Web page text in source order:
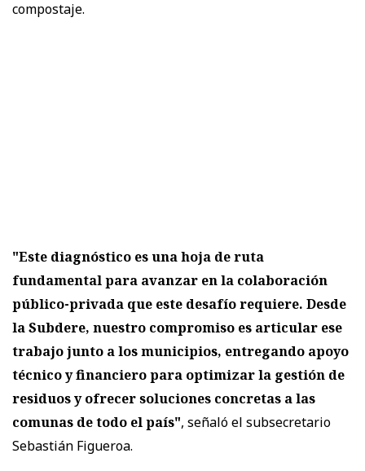
compostaje.
"Este diagnóstico es una hoja de ruta
fundamental para avanzar en la colaboración
público-privada que este desafío requiere. Desde
la Subdere, nuestro compromiso es articular ese
trabajo junto a los municipios, entregando apoyo
técnico y financiero para optimizar la gestión de
residuos y ofrecer soluciones concretas a las
comunas de todo el país", señaló el subsecretario
Sebastián Figueroa.